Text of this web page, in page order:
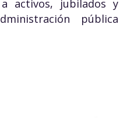
activos, jubilados y
pública